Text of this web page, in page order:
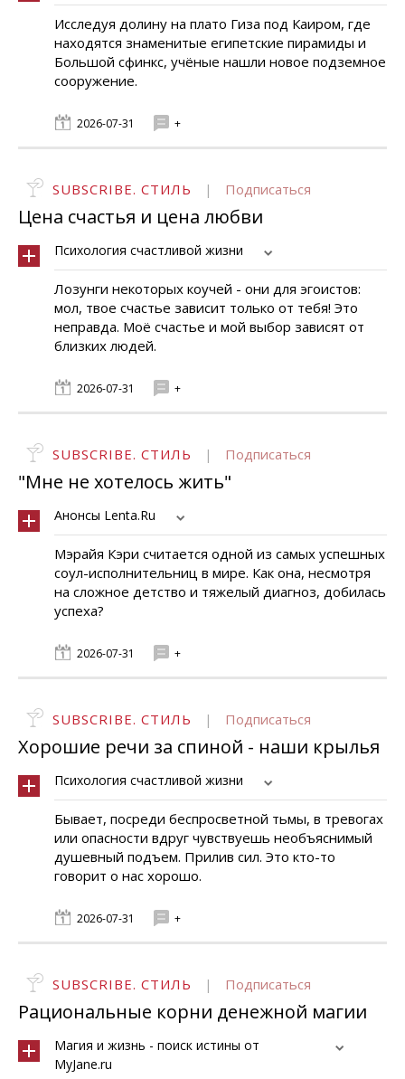
Исследуя долину на плато Гиза под Каиром, где
находятся знаменитые египетские пирамиды и
Большой сфинкс, учёные нашли новое подземное
сооружение.
2026-07-31 +
SUBSCRIBE. СТИЛЬ | Подписаться
Цена счастья и цена любви
Психология счастливой жизни
Лозунги некоторых коучей - они для эгоистов:
мол, твое счастье зависит только от тебя! Это
неправда. Моё счастье и мой выбор зависят от
близких людей.
2026-07-31 +
SUBSCRIBE. СТИЛЬ | Подписаться
"Мне не хотелось жить"
Анонсы Lenta.Ru
Мэрайя Кэри считается одной из самых успешных
соул-исполнительниц в мире. Как она, несмотря
на сложное детство и тяжелый диагноз, добилась
успеха?
2026-07-31 +
SUBSCRIBE. СТИЛЬ | Подписаться
Хорошие речи за спиной - наши крылья
Психология счастливой жизни
Бывает, посреди беспросветной тьмы, в тревогах
или опасности вдруг чувствуешь необъяснимый
душевный подъем. Прилив сил. Это кто-то
говорит о нас хорошо.
2026-07-31 +
SUBSCRIBE. СТИЛЬ | Подписаться
Рациональные корни денежной магии
Магия и жизнь - поиск истины от
MyJane.ru